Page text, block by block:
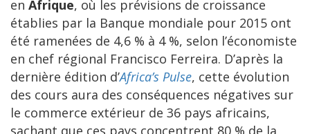
en Afrique, où les prévisions de croissance
établies par la Banque mondiale pour 2015 ont
été ramenées de 4,6 % à 4 %, selon l’économiste
en chef régional Francisco Ferreira. D’après la
dernière édition d’Africa’s Pulse, cette évolution
des cours aura des conséquences négatives sur
le commerce extérieur de 36 pays africains,
sachant que ces pays concentrent 80 % de la